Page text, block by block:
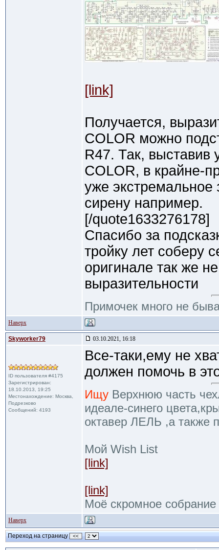
[link]
Получается,
COLOR можно
R47. Так, выставив
COLOR, в крайне-
уже экстремальное
сирену например.
[/quote1633276178]
Спасибо за
тройку лет соберу
оригинале так же
выразительности
Примочек много не
Наверх
Skyworker79 03.10.2021, 16:18
ID пользователя #4175
Зарегистрирован:
18.10.2013, 19:25
Местонахождение: Москва,
Подрезково
Сообщений: 4193
Все-таки,ему не
должен помочь в
Ищу Верхнюю часть
идеале-синего
октавер ЛЕЛЬ ,а также
Мой Wish List
[link]
[link]
Моё скромное собрание
Наверх
Переход на страницу <<